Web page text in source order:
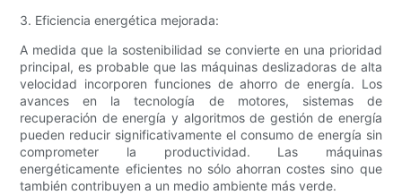
3. Eficiencia energética mejorada:
A medida que la sostenibilidad se convierte en una prioridad
principal, es probable que las máquinas deslizadoras de alta
velocidad incorporen funciones de ahorro de energía. Los
avances en la tecnología de motores, sistemas de
recuperación de energía y algoritmos de gestión de energía
pueden reducir significativamente el consumo de energía sin
comprometer la productividad. Las máquinas
energéticamente eficientes no sólo ahorran costes sino que
también contribuyen a un medio ambiente más verde.